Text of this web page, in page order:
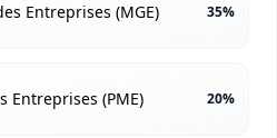
Entreprises (MGE) 35%
Entreprises (PME) 20%